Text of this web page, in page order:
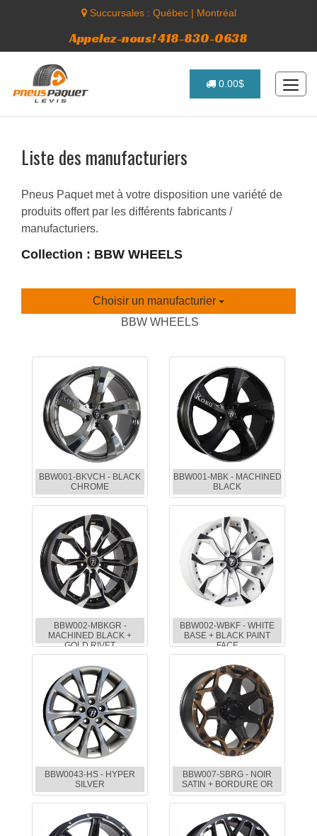
Succursales : Québec| Montréal
Appelez-nous! 418-830-0638
0.00$
Liste des manufacturiers
Pneus Paquet met à votre disposition une variété de
produits offert par les différents fabricants /
manufacturiers.
Collection : BBW WHEELS
Choisir un manufacturier
BBW WHEELS
BBW001-BKVCH - BLACK
CHROME
BBW001-MBK - MACHINED
BLACK
BBW002-MBKGR -
MACHINED BLACK +
GOLD RIVET
BBW002-WBKF - WHITE
BASE + BLACK PAINT
FACE
BBW0043-HS - HYPER
SILVER
BBW007-SBRG - NOIR
SATIN + BORDURE OR